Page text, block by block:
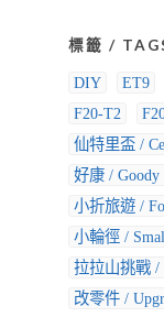
標籤 /
DIY ET9
F20-T2
仙特里盃 /
好康 / Goody
小折旅遊 /
小輪徑 /
拉拉山挑戰 /
改零件 /